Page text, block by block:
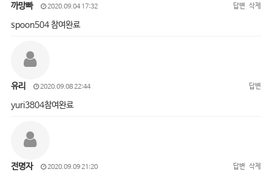
까망빠 2020.09.04 17:32 답변 삭제
spoon504 참여완료
유리 2020.09.08 22:44 답변
yuri3804참여완료
전명자 2020.09.09 21:20 답변 삭제